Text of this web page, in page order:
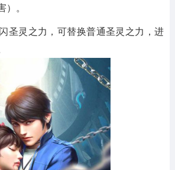
。
圣灵之力，可替换普通圣灵之力，进